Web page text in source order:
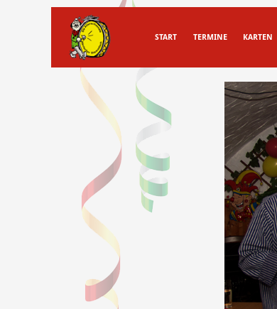
START TERMINE KARTEN